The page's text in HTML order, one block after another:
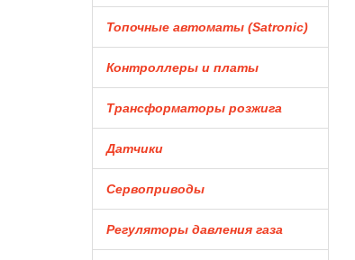
Топочные автоматы (Satronic)
Контроллеры и платы
Трансформаторы розжига
Датчики
Сервоприводы
Регуляторы давления газа